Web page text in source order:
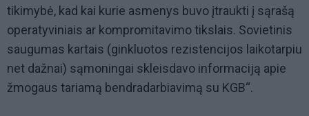
tikimybė, kad kai kurie asmenys buvo įtraukti į sąrašą
operatyviniais ar kompromitavimo tikslais. Sovietinis
saugumas kartais (ginkluotos rezistencijos laikotarpiu
net dažnai) sąmoningai skleisdavo informaciją apie
žmogaus tariamą bendradarbiavimą su KGB“.